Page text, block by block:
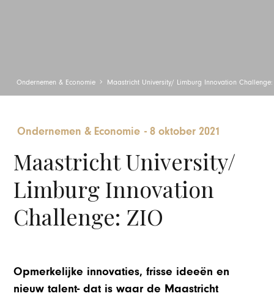
Ondernemen & Economie Maastricht University/ Limburg Innovation
Ondernemen & Economie -8 oktober 2021
Maastricht University/
Limburg Innovation
Challenge: ZIO
Opmerkelijke innovaties, frisse ideeën en
nieuw talent- dat is waar de Maastricht